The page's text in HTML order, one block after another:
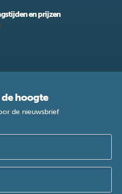
en prijzen
hoogte
de nieuwsbrief